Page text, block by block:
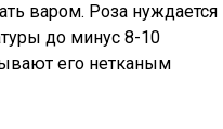
варом. Роза нуждается
до минус 8-10
его нетканым